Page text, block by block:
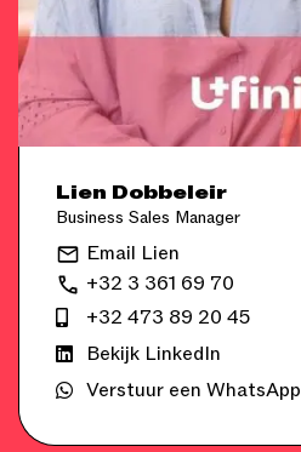
Lien Dobbeleir
Business Sales Manager
Email Lien
+32 3 361 69 70
+32 473 89 20 45
Bekijk LinkedIn
Verstuur een WhatsApp